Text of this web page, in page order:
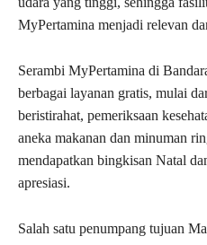
MyPertamina menjadi relevan
Serambi MyPertamina di
berbagai layanan gratis, mulai
beristirahat, pemeriksaan
aneka makanan dan minuman
mendapatkan bingkisan Natal
apresiasi.
Salah satu penumpang tujuan